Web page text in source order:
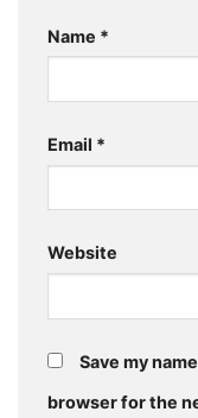
Name *
Email *
Website
Save my
browser for the